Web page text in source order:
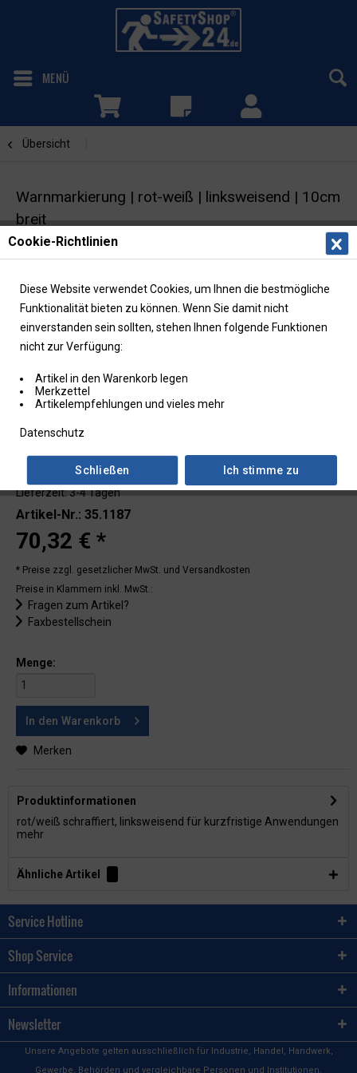
MENÜ
Übersicht
Warnmarkierung | rot-weiß | linksweisend | 10cm
breit
Lieferzeit: 3-4 Tagen
Artikel-Nr.: 35.1187
70,32 € *
* Preise zzgl. gesetzlicher MwSt. und Versandkosten
Preise in Klammern inkl. MwSt.:
Fragen zum Artikel?
Faxbestellschein
Menge:
In den Warenkorb
Merken
Produktinformationen
rot/weiß schraffiert, linksweisend für kurzfristige Anwendungen
mehr
Ähnliche Artikel
Service Hotline
Shop Service
Informationen
Newsletter
Unsere Angebote gelten ausschließlich für Industrie, Handel, Handwerk,
Gewerbe, Behörden und vergleichbare Personen und Institutionen.
Cookie-Richtlinien
Diese Website verwendet Cookies, um Ihnen die bestmögliche
Funktionalität bieten zu können. Wenn Sie damit nicht
einverstanden sein sollten, stehen Ihnen folgende Funktionen
nicht zur Verfügung:
Artikel in den Warenkorb legen
Merkzettel
Artikelempfehlungen und vieles mehr
Datenschutz
Ich stimme zu
Schließen